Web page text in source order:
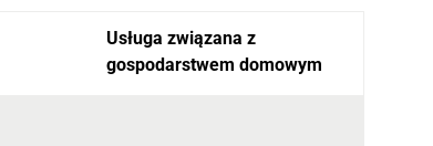
Usługa związana z
gospodarstwem domowym